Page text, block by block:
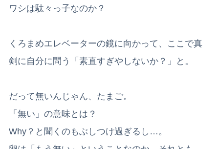
ワシは駄々っ子なのか？
くろまめエレベーターの鏡に向かって、ここで真
剣に自分に問う「素直すぎやしないか？」と。
だって無いんじゃん、たまご。
「無い」の意味とは？
Why？と聞くのもぶしつけ過ぎるし…。